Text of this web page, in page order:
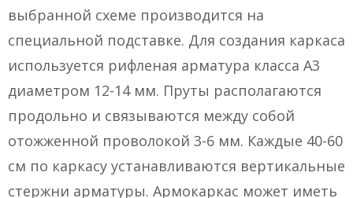
выбранной схеме производится на
специальной подставке. Для создания каркаса
используется рифленая арматура класса А3
диаметром 12-14 мм. Пруты располагаются
продольно и связываются между собой
отожженной проволокой 3-6 мм. Каждые 40-60
см по каркасу устанавливаются вертикальные
стержни арматуры. Армокаркас может иметь